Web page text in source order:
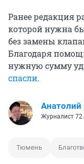
Ранее редакция
которой нужна
без замены
Благодаря
нужную сумму
спасли.
Анатолий
Журналист
Тюмень